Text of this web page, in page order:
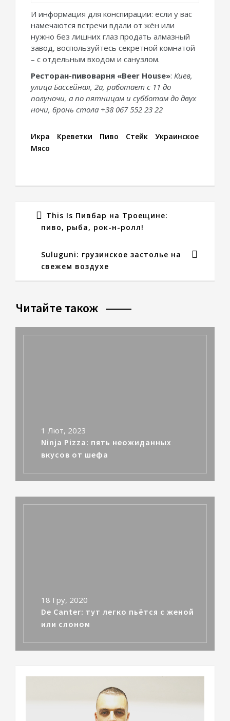
И информация для конспирации: если у вас
намечаются встречи вдали от жён или
нужно без лишних глаз продать алмазный
завод, воспользуйтесь секретной комнатой
– с отдельным входом и санузлом.
Ресторан-пивоварня «Beer House»: Киев,
улица Бассейная, 2а, работает с 11 до
полуночи, а по пятницам и субботам до двух
ночи, бронь стола +38 067 552 23 22
Икра Креветки Пиво Стейк
Украинское
Мясо
This Is Пивбар на Троещине:
пиво, рыба, рок-н-ролл!
Suluguni: грузинское застолье на
свежем воздухе
Читайте також
1 Лют, 2023
Ninja Pizza: пять неожиданных
вкусов от шефа
18 Гру, 2020
De Canter: тут легко пьётся с женой
или слоном